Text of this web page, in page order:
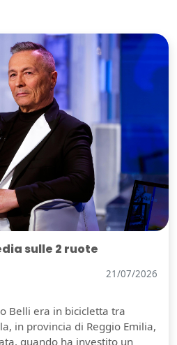
sulle 2 ruote
21/07/2026
Belli era in bicicletta tra
in provincia di Reggio Emilia,
quando ha investito un